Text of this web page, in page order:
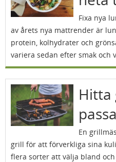
Fixa nya
av årets nya mattrender är
protein, kolhydrater och
variera sedan efter smak och
Hitta
En
grill för att förverkliga sina
flera sorter att välja bland